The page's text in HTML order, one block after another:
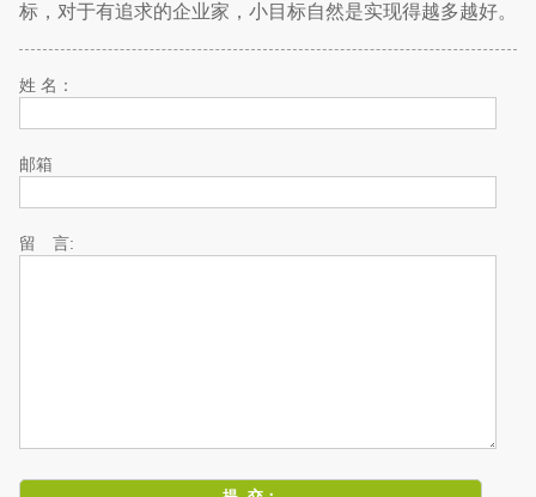
标，对于有追求的企业家，小目标自然是实现得越多越好。
姓 名：
邮箱
留 言: